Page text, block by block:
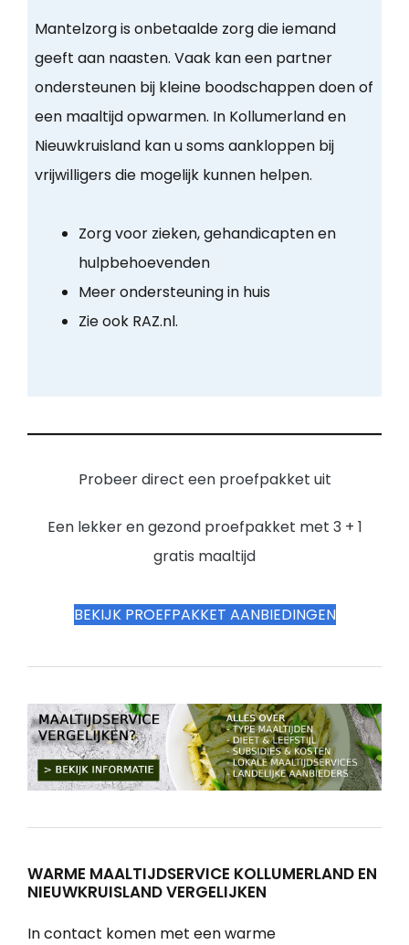
Mantelzorg is onbetaalde zorg die iemand
geeft aan naasten. Vaak kan een partner
ondersteunen bij kleine boodschappen doen of
een maaltijd opwarmen. In Kollumerland en
Nieuwkruisland kan u soms aankloppen bij
vrijwilligers die mogelijk kunnen helpen.
Zorg voor zieken, gehandicapten en
hulpbehoevenden
Meer ondersteuning in huis
Zie ook RAZ.nl.
Probeer direct een proefpakket uit
Een lekker en gezond proefpakket met 3 + 1
gratis maaltijd
BEKIJK PROEFPAKKET AANBIEDINGEN
WARME MAALTIJDSERVICE KOLLUMERLAND EN
NIEUWKRUISLAND VERGELIJKEN
In contact komen met een warme